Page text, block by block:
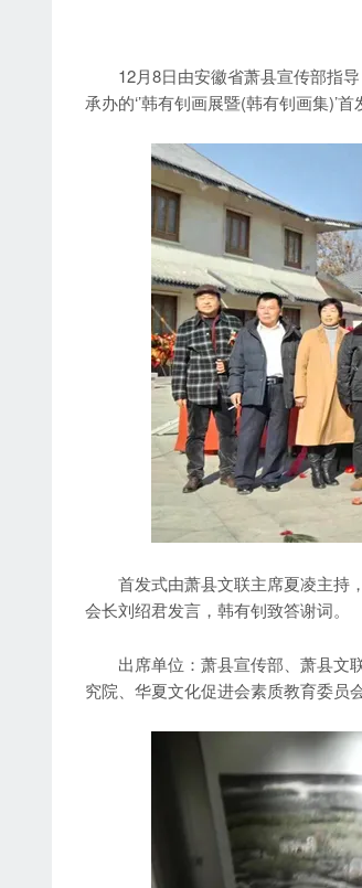
12月8日由安徽省萧县宣传部指导
承办的‘’韩有钊画展暨(韩有钊画集)’
首发式由萧县文联主席夏凌主持，
会长刘绍君发言，韩有钊致答谢词。
出席单位：萧县宣传部、萧县文联
究院、华夏文化促进会素质教育委员会